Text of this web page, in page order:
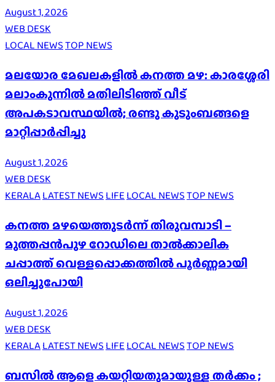
August 1, 2026
WEB DESK
LOCAL NEWSTOP NEWS
മലയോര മേഖലകളിൽ കനത്ത മഴ: കാരശ്ശേരി
മലാംകുന്നിൽ മതിലിടിഞ്ഞ് വീട്
അപകടാവസ്ഥയിൽ; രണ്ടു കുടുംബങ്ങളെ
മാറ്റിപ്പാർപ്പിച്ചു
August 1, 2026
WEB DESK
KERALALATEST NEWS LIFE LOCAL NEWSTOP NEWS
കനത്ത മഴയെത്തുടർന്ന് തിരുവമ്പാടി –
മുത്തപ്പൻപുഴ റോഡിലെ താൽക്കാലിക
ചപ്പാത്ത് വെള്ളപ്പൊക്കത്തിൽ പൂർണ്ണമായി
ഒലിച്ചുപോയി
August 1, 2026
WEB DESK
KERALALATEST NEWS LIFE LOCAL NEWSTOP NEWS
ബസിൽ ആളെ കയറ്റിയതുമായുള്ള തർക്കം ;